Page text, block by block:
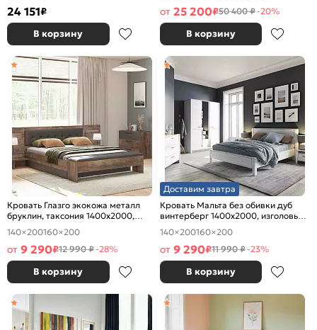
24 151₽
В корзину
от 25 200₽50 400 ₽-20%
В корзину
Кровать Глазго экокожа металл
бруклин, таксония 1400x2000,
изголовье мягкое
140×200160×200
от 9 290₽12 990 ₽-28%
В корзину
Доставим завтра
Кровать Мальта без обивки дуб
винтерберг 1400x2000, изголовье
жесткое
140×200160×200
от 9 290₽11 990 ₽-23%
В корзину